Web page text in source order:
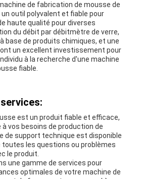
de fabrication de mousse de
outil polyvalent et fiable pour
haute qualité pour diverses
du débit par débitmètre de verre,
base de produits chimiques, et une
un excellent investissement pour
à la recherche d'une machine
fiable.
est un produit fiable et efficace,
vos besoins de production de
de support technique est disponible
toutes les questions ou problèmes
le produit.
une gamme de services pour
optimales de votre machine de